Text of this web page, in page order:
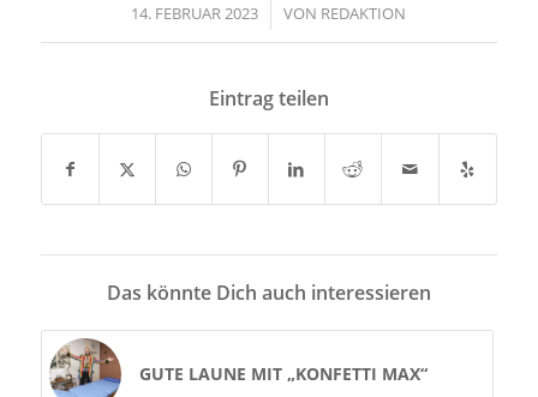
14. FEBRUAR 2023
/ VON REDAKTION
Eintrag teilen
Das könnte Dich auch interessieren
GUTE LAUNE MIT „KONFETTI MAX“